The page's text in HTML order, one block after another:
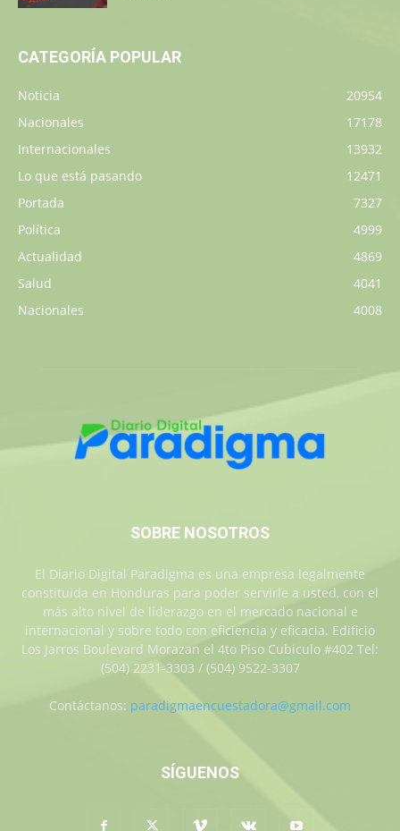
CATEGORÍA POPULAR
Noticia
20954
Nacionales
17178
Internacionales
13932
Lo que está pasando
12471
Portada
7327
Política
4999
Actualidad
4869
Salud
4041
Nacionales
4008
SOBRE NOSOTROS
El Diario Digital Paradigma es una empresa legalmente
constituida en Honduras para poder servirle a usted, con el
más alto nivel de liderazgo en el mercado nacional e
internacional y sobre todo con eficiencia y eficacia. Edificio
Los Jarros Boulevard Morazan el 4to Piso Cubiculo #402 Tel:
(504) 2231-3303 / (504) 9522-3307
Contáctanos: paradigmaencuestadora@gmail.com
SÍGUENOS